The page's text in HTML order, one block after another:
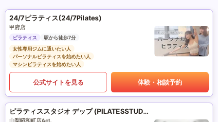
24/7ピラティス(24/7Pilates)
甲府店
ピラティス
駅から徒歩7分
女性専用ジムに通いたい人
パーソナルピラティスを始めたい人
マシンピラティスを始めたい人
公式サイトを見る 体験・相談予約
ピラティススタジオ デップ (PILATESSTUDIO DEP)